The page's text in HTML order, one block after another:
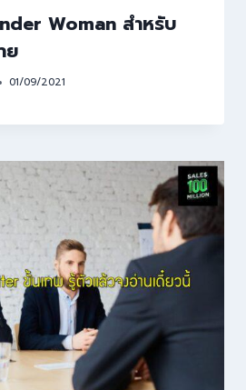
Woman สำหรับ
ย
01/09/2021